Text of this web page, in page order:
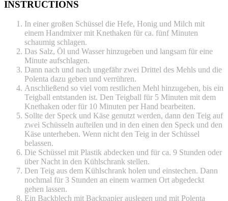
INSTRUCTIONS
In einer großen Schüssel die Hefe, Honig und Milch mit
einem Handmixer mit Knethaken für ca. fünf Minuten
schaumig schlagen.
Das Salz, Öl und Wasser hinzugeben und langsam für eine
Minute aufschlagen.
Dann nach und nach ungefähr zwei Drittel des Mehls und die
Polenta dazu geben und verrühren.
Anschließend so viel vom restlichen Mehl hinzugeben, bis ein
Teigball entstanden ist. Den Teigball für 5 Minuten mit dem
Knethaken oder für 10 Minuten per Hand bearbeiten.
Sollte der Speck und Käse genutzt werden, dann den Teig auf
zwei Schüsseln aufteilen und in den einen den Speck und den
Käse unterheben. Wenn nicht den Teig in der Schüssel
belassen.
Die Schüssel mit Plastik abdecken und für ca. 9 Stunden oder
über Nacht in den Kühlschrank stellen.
Den Teig aus dem Kühlschrank holen und einstechen. Dann
nochmal für 3 Stunden an einem warmen Ort abgedeckt
gehen lassen.
Ein Backblech mit Backpapier auslegen und mit Polenta